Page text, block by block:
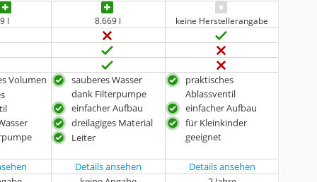
l 8.669 l keine Herstellerangabe
Volumen
sauberes Wasser
dank Filterpumpe
einfacher Aufbau
dreilagiges Material
Leiter
praktisches
Ablassventil
einfacher Aufbau
für Kleinkinder
geeignet
Details ansehen
Details ansehen